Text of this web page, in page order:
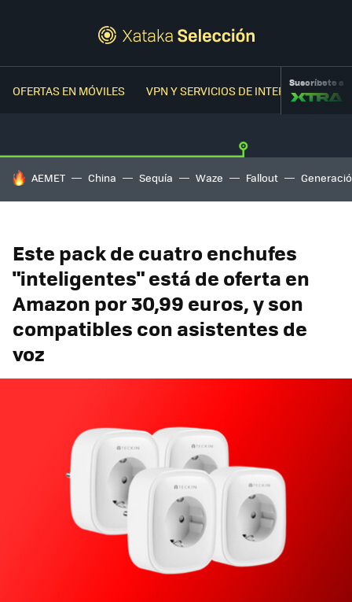
OFERTAS EN MÓVILES VPN Y SERVICIOS DE INTERNETSuscríbete a
HOY SE HABLA DE
AEMET China Sequía Waze Fallout
Este pack de cuatro enchufes
"inteligentes" está de oferta en
Amazon por 30,99 euros, y son
compatibles con asistentes de
voz